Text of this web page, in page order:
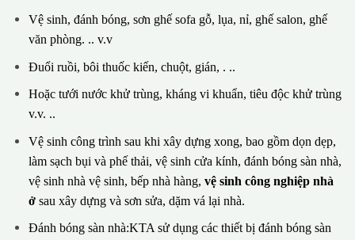
Vệ sinh, đánh bóng, sơn ghế sofa gỗ, lụa, nỉ, ghế salon, ghế
văn phòng. .. v.v
Đuổi ruồi, bôi thuốc kiến, chuột, gián, . ..
Hoặc tưới nước khử trùng, kháng vi khuẩn, tiêu độc khử trùng
v.v. ..
Vệ sinh công trình sau khi xây dựng xong, bao gồm dọn dẹp,
làm sạch bụi và phế thải, vệ sinh cửa kính, đánh bóng sàn nhà,
vệ sinh nhà vệ sinh, bếp nhà hàng, vệ sinh công nghiệp nhà
ởsau xây dựng và sơn sửa, dặm vá lại nhà.
Đánh bóng sàn nhà:KTA sử dụng các thiết bị đánh bóng sàn